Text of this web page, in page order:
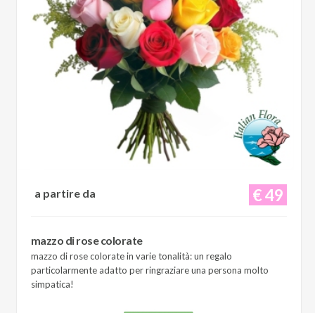
€ 49
a partire da
mazzo di rose colorate
mazzo di rose colorate in varie tonalità: un regalo
particolarmente adatto per ringraziare una persona molto
simpatica!